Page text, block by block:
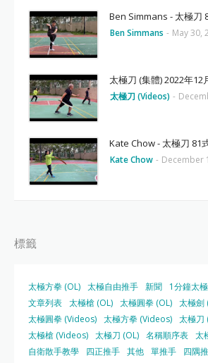
Ben Simmans - 太極刀
Ben Simmans - May 30,
太極刀 (集體) 2022年12
太極刀 (Videos) -
Kate Chow - 太極刀 81
Kate Chow - December
標籤
太極方拳 (OL) 太極自由推手 新聞 1分鐘太
文章列表 太極槍 (OL) 太極圓拳 (OL) 太極劍
太極圓拳 (Videos) 太極方拳 (Videos) 太極刀
太極槍 (Videos) 太極刀 (OL) 名稱順序表 太
自衛散手教學
四正推手 其他 單推手 四隅